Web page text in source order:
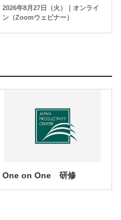
2026年8月27日（火）｜オンライ
ン（Zoomウェビナー）
One on One 研修